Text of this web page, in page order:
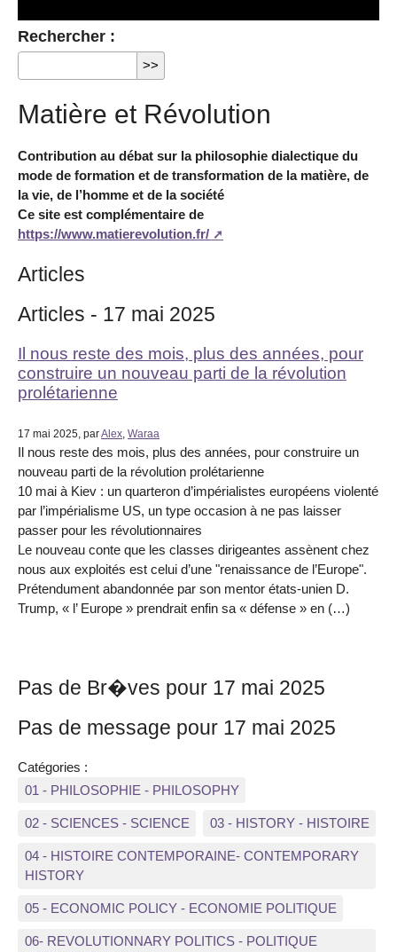
Rechercher :
Matière et Révolution
Contribution au débat sur la philosophie dialectique du
mode de formation et de transformation de la matière, de
la vie, de l’homme et de la société
Ce site est complémentaire de
https://www.matierevolution.fr/
Articles
Articles - 17 mai 2025
Il nous reste des mois, plus des années, pour
construire un nouveau parti de la révolution
prolétarienne
17 mai 2025, parAlex Waraa
Il nous reste des mois, plus des années, pour construire un
nouveau parti de la révolution prolétarienne
10 mai à Kiev : un quarteron d’impérialistes européens violenté
par l’impérialisme US, un type occasion à ne pas laisser
passer pour les révolutionnaires
Le nouveau conte que les classes dirigeantes assènent chez
nous aux exploités est celui d’une "renaissance de l’Europe".
Prétendument abandonnée par son mentor états-unien D.
Trump, « l’ Europe » prendrait enfin sa « défense » en (…)
Pas de Br�ves pour 17 mai 2025
Pas de message pour 17 mai 2025
Catégories :
01 - PHILOSOPHIE - PHILOSOPHY
02 - SCIENCES - SCIENCE 03 - HISTORY - HISTOIRE
04 - HISTOIRE CONTEMPORAINE- CONTEMPORARY
HISTORY
05 - ECONOMIC POLICY - ECONOMIE POLITIQUE
06- REVOLUTIONNARY POLITICS - POLITIQUE